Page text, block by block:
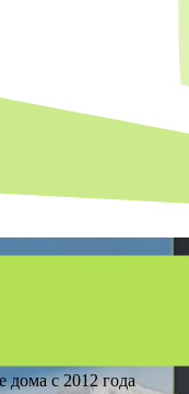
дома с 2012 года